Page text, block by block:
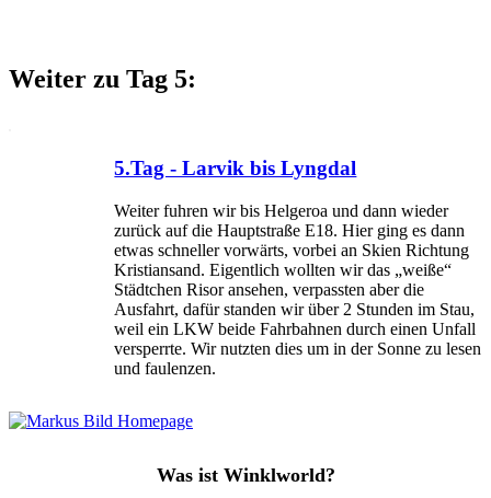
Weiter zu Tag 5:
5.Tag - Larvik bis Lyngdal
Weiter fuhren wir bis Helgeroa und dann wieder
zurück auf die Hauptstraße E18. Hier ging es dann
etwas schneller vorwärts, vorbei an Skien Richtung
Kristiansand. Eigentlich wollten wir das „weiße“
Städtchen Risor ansehen, verpassten aber die
Ausfahrt, dafür standen wir über 2 Stunden im Stau,
weil ein LKW beide Fahrbahnen durch einen Unfall
versperrte. Wir nutzten dies um in der Sonne zu lesen
und faulenzen.
Was ist Winklworld?